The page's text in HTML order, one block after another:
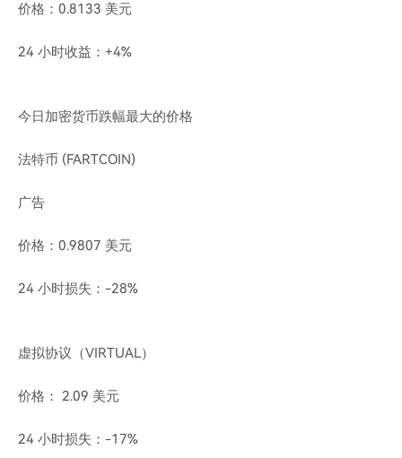
价格：0.8133 美元
24 小时收益：+4%
今日加密货币跌幅最大的价格
法特币 (FARTCOIN)
广告
价格：0.9807 美元
24 小时损失：-28%
虚拟协议（VIRTUAL）
价格： 2.09 美元
24 小时损失：-17%